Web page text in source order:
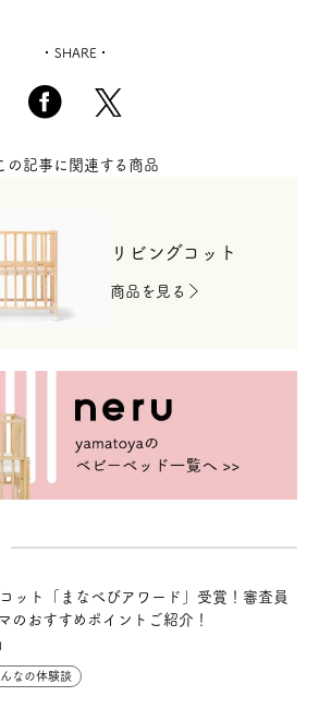
SHARE
の記事に関連する商品
リビングコット
商品を見る
ット「まなべびアワード」受賞！審査員
のおすすめポイントご紹介！
なの体験談